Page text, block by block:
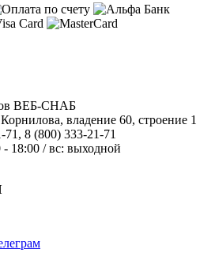
ВЕБ-СНАБ
владение 60, строение 1
71 , 8 (800) 333-21-71
- 18:00 / вс: выходной